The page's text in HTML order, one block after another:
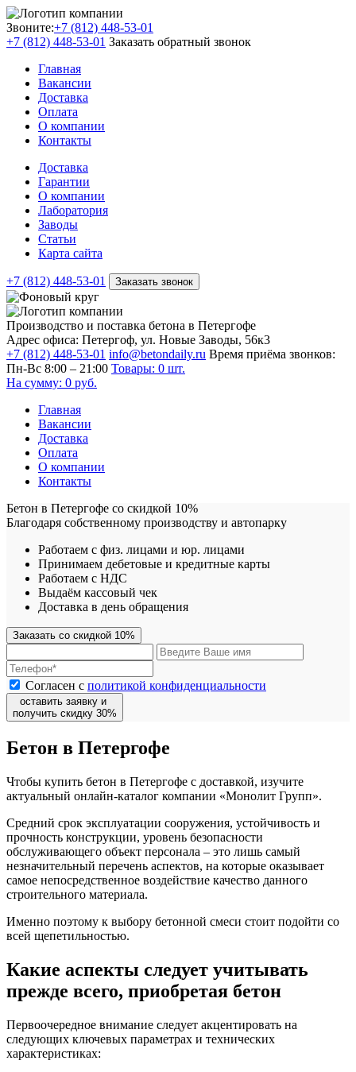
Звоните:+7 (812) 448-53-01
+7 (812) 448-53-01 Заказать обратный звонок
Главная
Вакансии
Доставка
Оплата
О компании
Контакты
Доставка
Гарантии
О компании
Лаборатория
Заводы
Статьи
Карта сайта
+7 (812) 448-53-01 Заказать звонок
Производство и поставка бетона в Петергофе
Адрес офиса: Петергоф, ул. Новые Заводы, 56к3
+7 (812) 448-53-01 info@betondaily.ru Время приёма звонков:
Пн-Вс 8:00 – 21:00 Товары: 0 шт.
На сумму: 0 руб.
Главная
Вакансии
Доставка
Оплата
О компании
Контакты
Бетон в Петергофе со скидкой 10%
Благодаря собственному производству и автопарку
Работаем с физ. лицами и юр. лицами
Принимаем дебетовые и кредитные карты
Работаем с НДС
Выдаём кассовый чек
Доставка в день обращения
Заказать со скидкой 10%
Согласен с политикой конфиденциальности
оставить заявку и
получить скидку 30%
Бетон в Петергофе
Чтобы купить бетон в Петергофе с доставкой, изучите
актуальный онлайн-каталог компании «Монолит Групп».
Средний срок эксплуатации сооружения, устойчивость и
прочность конструкции, уровень безопасности
обслуживающего объект персонала – это лишь самый
незначительный перечень аспектов, на которые оказывает
самое непосредственное воздействие качество данного
строительного материала.
Именно поэтому к выбору бетонной смеси стоит подойти со
всей щепетильностью.
Какие аспекты следует учитывать
прежде всего, приобретая бетон
Первоочередное внимание следует акцентировать на
следующих ключевых параметрах и технических
характеристиках: